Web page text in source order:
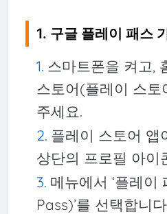
1. 구글 플레이 패스
스마트폰을 켜고,
스토어(플레이 스토
주세요.
플레이 스토어 앱
상단의 프로필 아이
메뉴에서 ‘플레이
Pass)’를 선택합니